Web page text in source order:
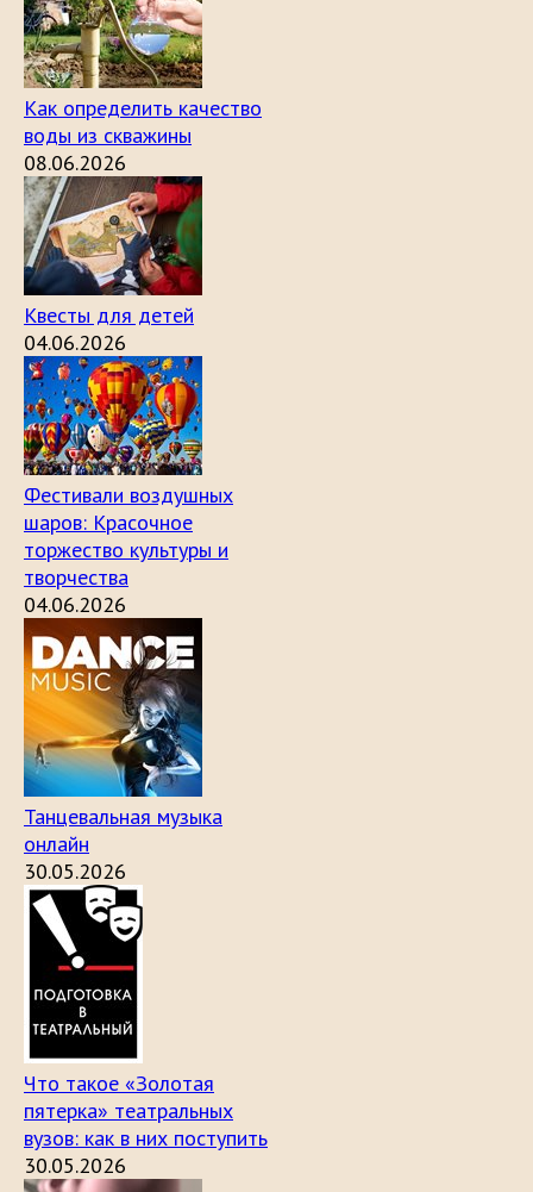
Как определить качество
воды из скважины
08.06.2026
Квесты для детей
04.06.2026
Фестивали воздушных
шаров: Красочное
торжество культуры и
творчества
04.06.2026
Танцевальная музыка
онлайн
30.05.2026
Что такое «Золотая
пятерка» театральных
вузов: как в них поступить
30.05.2026